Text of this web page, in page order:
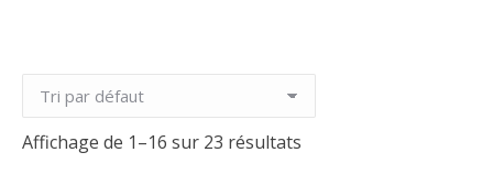
Affichage de 1–16 sur 23 résultats